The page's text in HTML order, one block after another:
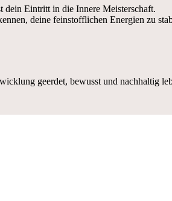
dein Eintritt in die Innere Meisterschaft.
deine feinstofflichen Energien zu
geerdet, bewusst und nachhaltig